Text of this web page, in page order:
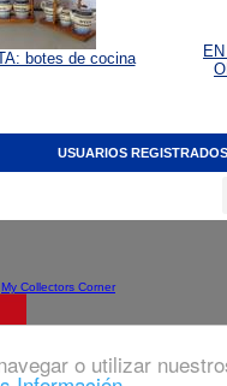
o utilizar
botes de cocina
USUARIOS REGISTRADOS
My Collectors Corner